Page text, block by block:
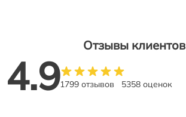
Отзывы клиентов
4.91799 отзывов 5358 оценок